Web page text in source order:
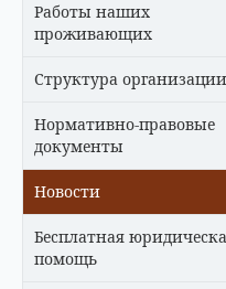
Работы наших
проживающих
Структура организации
Нормативно-правовые
документы
Новости
Бесплатная
помощь